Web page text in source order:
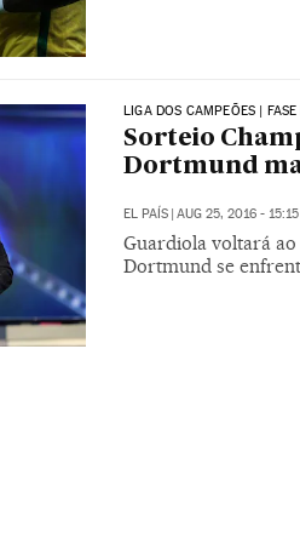
LIGA DOS CAMPEÕES |
Sorteio
Dortmund
EL PAÍS AUG 25, 2016 - 15:15
Guardiola voltará
Dortmund se